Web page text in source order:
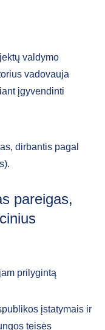
valdymo
vadovauja
įgyvendinti
dirbantis pagal
pareigas,
prilygintą
įstatymais ir
teisės